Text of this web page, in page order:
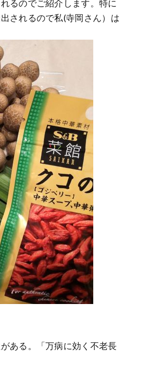
るのでご紹介します。特に
されるので私(寺岡さん）は
ある。「万病に効く不老長